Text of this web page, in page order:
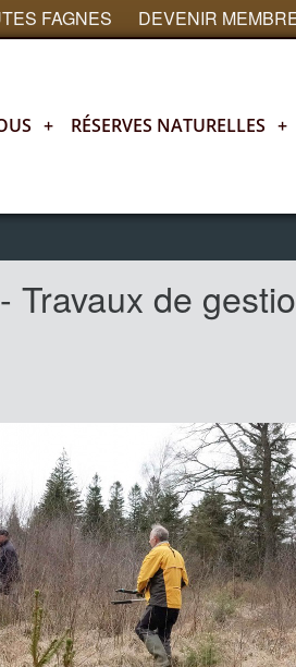
FAGNES DEVENIR
+ RÉSERVES NATURELLES +
Travaux de